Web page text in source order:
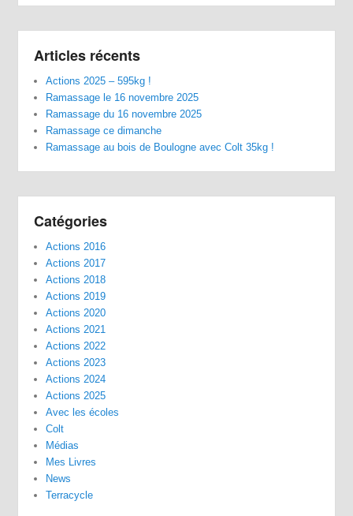
Articles récents
Actions 2025 – 595kg !
Ramassage le 16 novembre 2025
Ramassage du 16 novembre 2025
Ramassage ce dimanche
Ramassage au bois de Boulogne avec Colt 35kg !
Catégories
Actions 2016
Actions 2017
Actions 2018
Actions 2019
Actions 2020
Actions 2021
Actions 2022
Actions 2023
Actions 2024
Actions 2025
Avec les écoles
Colt
Médias
Mes Livres
News
Terracycle